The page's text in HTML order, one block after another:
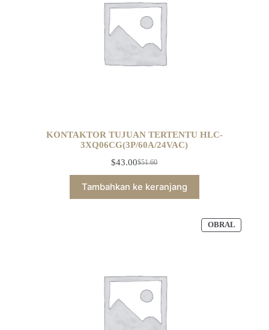
KONTAKTOR TUJUAN TERTENTU HLC-
3XQ06CG(3P/60A/24VAC)
$51.60
$43.00
Tambahkan ke keranjang
OBRAL